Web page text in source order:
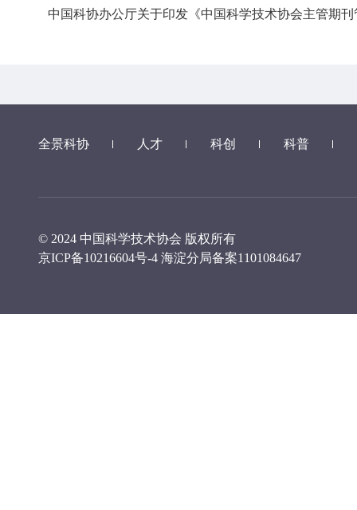
中国科协办公厅关于印发《中国科学技术协会主管期
全景科协 人才 科创 科普
© 2024 中国科学技术协会 版权所有
京ICP备10216604号-4 海淀分局备案1101084647